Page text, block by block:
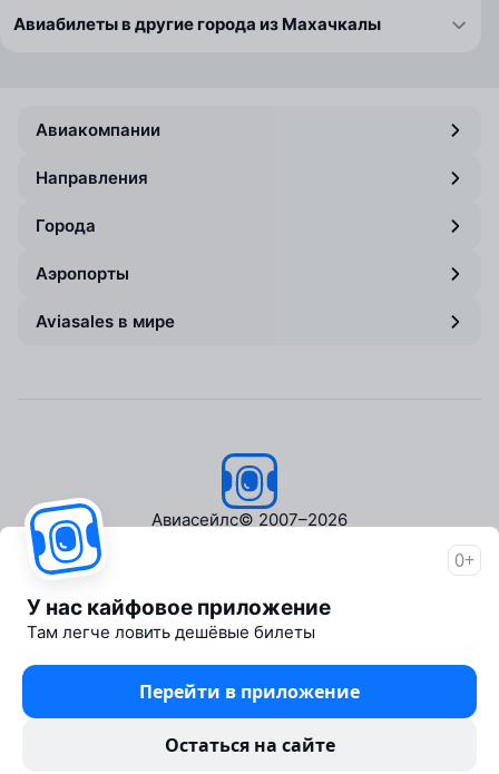
Авиабилеты в другие города из Махачкалы
Авиакомпании
Направления
Города
Аэропорты
Aviasales в мире
Авиасейлс© 2007–2026
Пресс‑центр
Travelpayouts
Партнёрская программа
Медиа Yo'lovchi
Трэвел‑медиа Aviasales.uz
0+
У нас кайфовое приложение
Там легче ловить дешёвые билеты
Перейти в приложение
Остаться на сайте